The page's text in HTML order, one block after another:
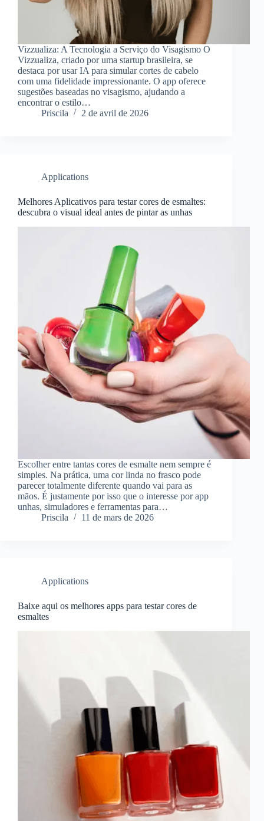
Vizzualiza: A Tecnologia a Serviço do Visagismo O
Vizzualiza, criado por uma startup brasileira, se
destaca por usar IA para simular cortes de cabelo
com uma fidelidade impressionante. O app oferece
sugestões baseadas no visagismo, ajudando a
encontrar o estilo…
Priscila
2 de avril de 2026
Applications
Melhores Aplicativos para testar cores de esmaltes:
descubra o visual ideal antes de pintar as unhas
Escolher entre tantas cores de esmalte nem sempre é
simples. Na prática, uma cor linda no frasco pode
parecer totalmente diferente quando vai para as
mãos. É justamente por isso que o interesse por app
unhas, simuladores e ferramentas para…
Priscila
11 de mars de 2026
Applications
Baixe aqui os melhores apps para testar cores de
esmaltes